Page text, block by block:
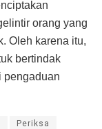
orang yang
Oleh karena itu,
bertindak
pengaduan
Periksa